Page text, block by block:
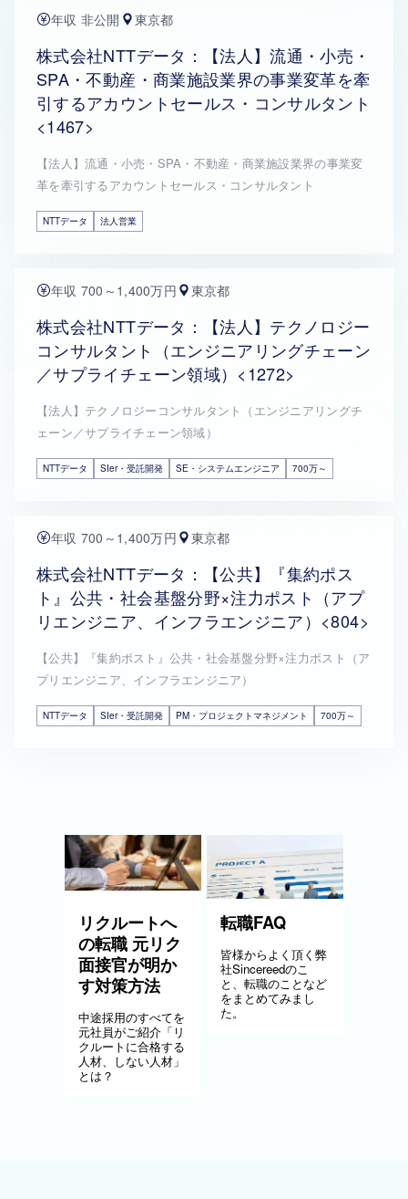
年収 非公開 東京都
株式会社NTTデータ：【法人】流通・小売・
SPA・不動産・商業施設業界の事業変革を牽
引するアカウントセールス・コンサルタント
<1467>
【法人】流通・小売・SPA・不動産・商業施設業界の事業変
革を牽引するアカウントセールス・コンサルタント
NTTデータ 法人営業
年収 700～1,400万円 東京都
株式会社NTTデータ：【法人】テクノロジー
コンサルタント（エンジニアリングチェーン
／サプライチェーン領域）<1272>
【法人】テクノロジーコンサルタント（エンジニアリングチ
ェーン／サプライチェーン領域）
NTTデータ SIer・受託開発 SE・システムエンジニア 700万～
年収 700～1,400万円 東京都
株式会社NTTデータ：【公共】『集約ポス
ト』公共・社会基盤分野×注力ポスト（アプ
リエンジニア、インフラエンジニア）<804>
【公共】『集約ポスト』公共・社会基盤分野×注力ポスト（ア
プリエンジニア、インフラエンジニア）
NTTデータ SIer・受託開発 PM・プロジェクトマネジメント 700万～
リクルートへ
の転職 元リク
面接官が明か
す対策方法
中途採用のすべてを
元社員がご紹介「リ
クルートに合格する
人材、しない人材」
とは？
転職FAQ
皆様からよく頂く弊
社Sincereedのこ
と、転職のことなど
をまとめてみまし
た。